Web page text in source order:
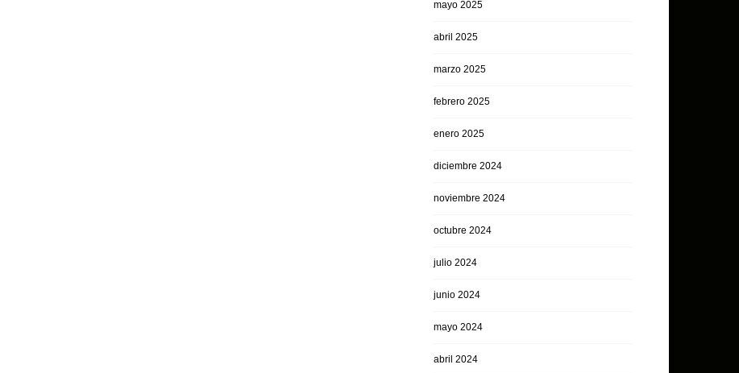
mayo 2025
abril 2025
marzo 2025
febrero 2025
enero 2025
diciembre 2024
noviembre 2024
octubre 2024
julio 2024
junio 2024
mayo 2024
abril 2024